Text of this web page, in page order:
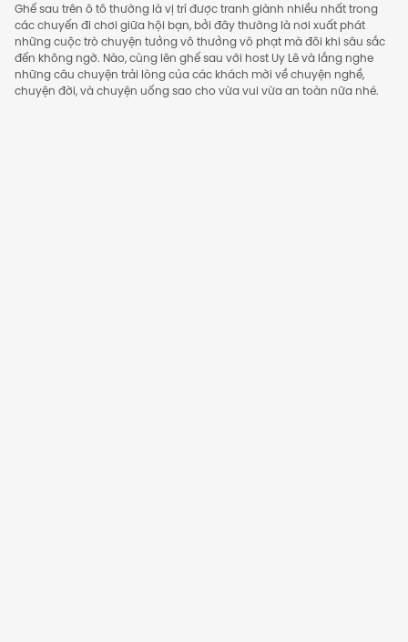
Ghế sau trên ô tô thường là vị trí được tranh giành nhiều nhất trong
các chuyến đi chơi giữa hội bạn, bởi đây thường là nơi xuất phát
những cuộc trò chuyện tưởng vô thưởng vô phạt mà đôi khi sâu sắc
đến không ngờ. Nào, cùng lên ghế sau với host Uy Lê và lắng nghe
những câu chuyện trải lòng của các khách mời về chuyện nghề,
chuyện đời, và chuyện uống sao cho vừa vui vừa an toàn nữa nhé.